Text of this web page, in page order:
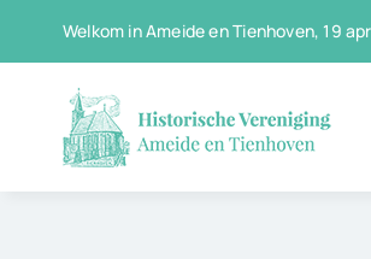
Welkom in Ameide en Tienhoven, 19